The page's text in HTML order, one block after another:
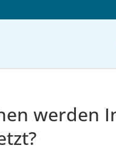
werden